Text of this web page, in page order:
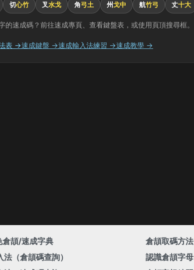
切心竹 叉水戈 角弓土 州戈中 航竹弓 丈十大
的速成碼？前往速成專頁、查看鍵盤表，或使用頁頂搜尋框。
表 →速成鍵盤 →速成輸入法練習 →速成教學 →
倉頡/速成字典
法（倉頡碼查詢）
倉頡取碼方法
認識倉頡字母